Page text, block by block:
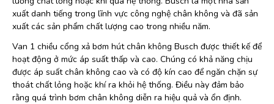
xuất danh tiếng trong lĩnh vực công nghệ chân không và đã sản
xuất các sản phẩm chất lượng cao trong nhiều năm.
Van 1 chiều cổng xả bơm hút chân không Busch được thiết kế để
hoạt động ở mức áp suất thấp và cao. Chúng có khả năng chịu
được áp suất chân không cao và có độ kín cao để ngăn chặn sự
thoát chất lỏng hoặc khí ra khỏi hệ thống. Điều này đảm bảo
rằng quá trình bơm chân không diễn ra hiệu quả và ổn định.